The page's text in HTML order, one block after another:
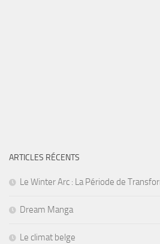
ARTICLES RÉCENTS
Le Winter Arc : La Période de
Dream Manga
Le climat belge